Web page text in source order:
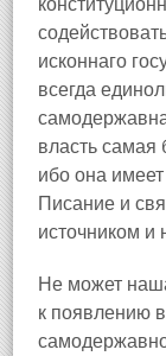
исконнаго
всегда
власть самая
ибо она
Писание и
источником
Не может
к появлению